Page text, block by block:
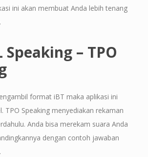
ini akan membuat Anda lebih tenang
Speaking – TPO
format iBT maka aplikasi ini
TPO Speaking menyediakan rekaman
Anda bisa merekam suara Anda
dengan contoh jawaban